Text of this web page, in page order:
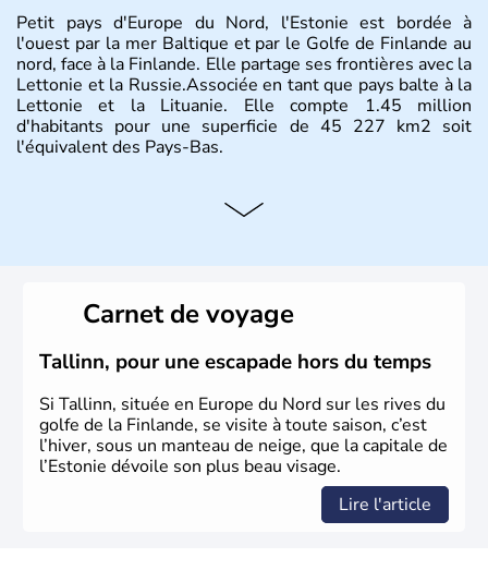
Petit pays d'Europe du Nord, l'Estonie est bordée à
l'ouest par la mer Baltique et par le Golfe de Finlande au
nord, face à la Finlande. Elle partage ses frontières avec la
Lettonie et la Russie.Associée en tant que pays balte à la
Lettonie et la Lituanie. Elle compte 1.45 million
d'habitants pour une superficie de 45 227 km2 soit
l'équivalent des Pays-Bas.
Carnet de voyage
Tallinn, pour une escapade hors du temps
Si Tallinn, située en Europe du Nord sur les rives du
golfe de la Finlande, se visite à toute saison, c’est
l’hiver, sous un manteau de neige, que la capitale de
l’Estonie dévoile son plus beau visage.
Lire l'article